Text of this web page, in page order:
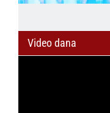
Video dana